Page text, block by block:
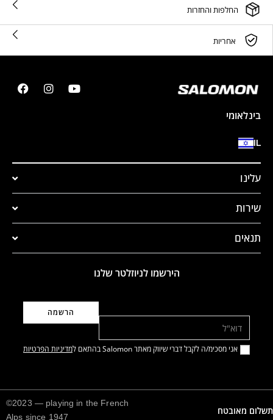
החלפות והחזרות
אחריות
בינלאומי
IL
עלינו
שירות
תנאים
הירשמו לניוזלטר שלנו
אני מסכימ/ה לקבל דברי שיווק מאתר Salomon בהתאם ל מדיניות הפרטיות
תשלום מאובטח
©2023 — playing in the French
Alps since 1947